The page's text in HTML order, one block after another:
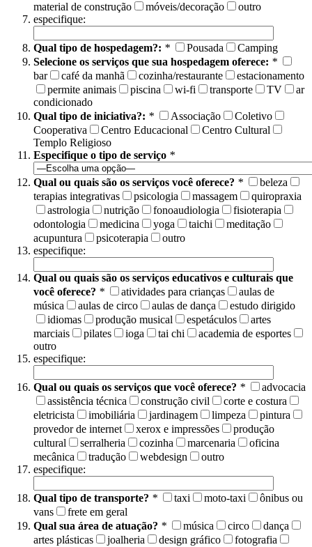
material de construção
móveis/decoração
outro
especifique:
Qual tipo de hospedagem?: * Pousada
Camping
Selecione os serviços que sua hospedagem oferece: *
bar
café da manhã cozinha/restaurante
estacionamento
permite animais
piscina wi-fi transporte TV
ar
condicionado
Qual tipo de iniciativa?: * Associação
Coletivo
Cooperativa
Centro Educacional
Centro Cultural
Templo Religioso
Especifique o tipo de serviço *
Qual ou quais são os serviços você oferece? *
beleza
terapias integrativas
psicologia massagem
quiropraxia
astrologia
nutrição fonoaudiologia
fisioterapia
odontologia
medicina yoga taichi
meditação
acupuntura
psicoterapia
outro
especifique:
Qual ou quais são os serviços educativos e culturais que
você oferece? * atividades para crianças
aulas de
música
aulas de circo aulas de dança
estudo dirigido
idiomas
produção musical espetáculos
artes
marciais
pilates ioga tai chi
academia de esportes
outro
especifique:
Qual ou quais os serviços que você oferece? *
advocacia
assistência técnica
construção civil
corte e costura
eletricista
imobiliária jardinagem limpeza
pintura
provedor de internet
xerox e impressões
produção
cultural
serralheria cozinha marcenaria
oficina
mecânica
tradução webdesign
outro
especifique:
Qual tipo de transporte? * taxi moto-taxi
ônibus ou
vans
frete em geral
Qual sua área de atuação? * música circo
dança
artes plásticas
joalheria design gráfico
fotografia